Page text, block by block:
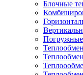
Блочные
Погружные